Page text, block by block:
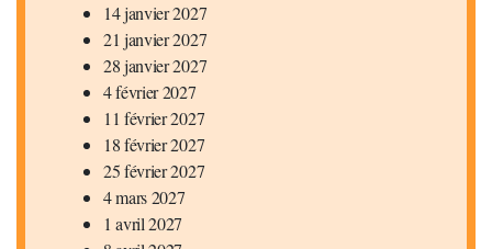
14 janvier 2027
21 janvier 2027
28 janvier 2027
4 février 2027
11 février 2027
18 février 2027
25 février 2027
4 mars 2027
1 avril 2027